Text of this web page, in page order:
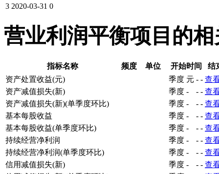
3 2020-03-31 0
营业利润平衡项目的
指标名称 频度 单位 开始时间
结
资产处置收益(元)
季度 元 - - 查
资产减值损失(新)
季度 - - - 查
资产减值损失(新)(单季度环比)
季度 - - - 查
基本每股收益
季度 - - - 查
基本每股收益(单季度环比)
季度 - - - 查
持续经营净利润
季度 - - - 查
持续经营净利润(单季度环比)
季度 - - - 查
信用减值损失(新)
季度 - - - 查